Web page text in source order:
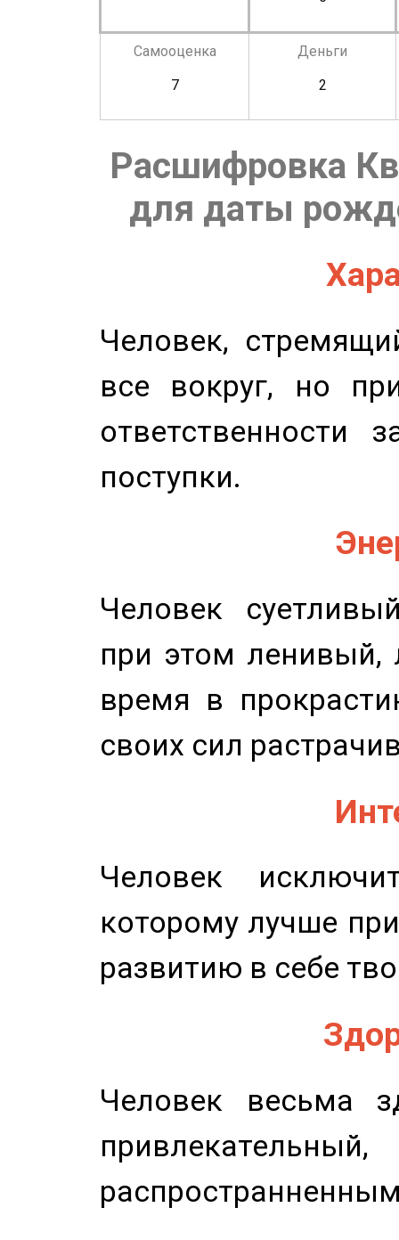
Самооценка
7
Деньги
2
Расшифровка
для даты
Человек,
все вокруг, но
ответственности
поступки.
Человек
при этом
время в
своих сил
Человек
которому лучше
развитию в себе
Человек весьма